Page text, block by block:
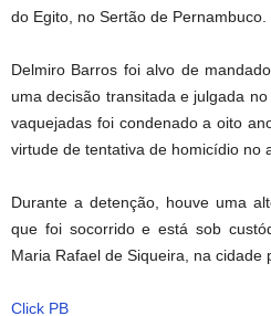
do Egito, no Sertão de Pernambuco.
Delmiro Barros foi alvo de
uma decisão transitada e julgada
vaquejadas foi condenado a oito
virtude de tentativa de homicídio no
Durante a detenção, houve uma
que foi socorrido e está sob
Maria Rafael de Siqueira, na cidade
Click PB